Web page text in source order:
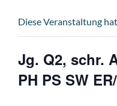
Diese Veranstaltung
Jg. Q2, schr.
PH PS SW